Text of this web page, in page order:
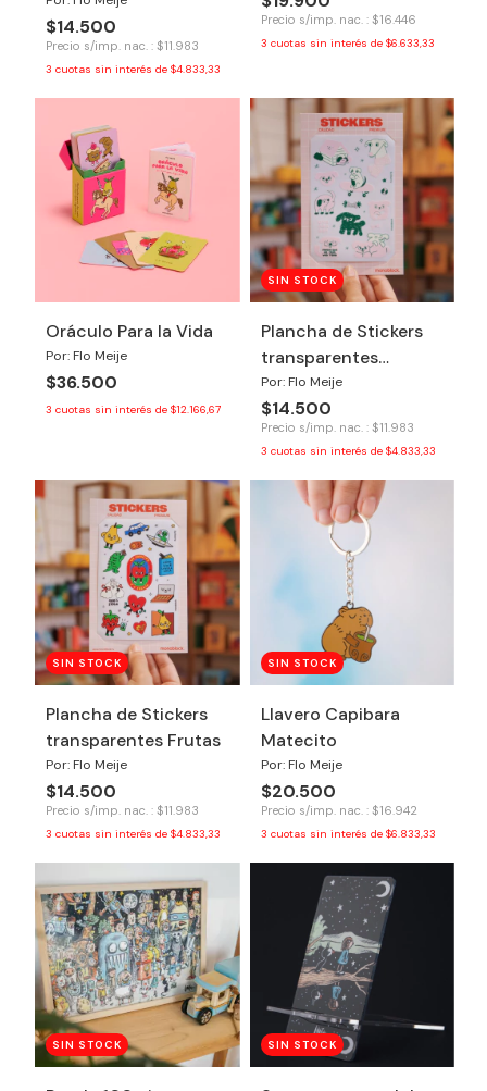
$14.500
Precio s/imp. nac. : $11.983
3 cuotas sin interés de $4.833,33
Precio s/imp. nac. : $16.446
3 cuotas sin interés de $6.633,33
Oráculo Para la Vida
Por: Flo Meije
$36.500
3 cuotas sin interés de $12.166,67
SIN STOCK
Plancha de Stickers
transparentes
Perritos
Por: Flo Meije
$14.500
Precio s/imp. nac. : $11.983
3 cuotas sin interés de $4.833,33
SIN STOCK
Plancha de Stickers
transparentes Frutas
Por: Flo Meije
$14.500
Precio s/imp. nac. : $11.983
3 cuotas sin interés de $4.833,33
SIN STOCK
Llavero Capibara
Matecito
Por: Flo Meije
$20.500
Precio s/imp. nac. : $16.942
3 cuotas sin interés de $6.833,33
SIN STOCK SIN STOCK